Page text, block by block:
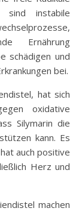
sind instabile
Ernährung
schädigen und
bei.
hat sich
oxidative
Silymarin die
kann. Es
auch positive
Herz und
machen